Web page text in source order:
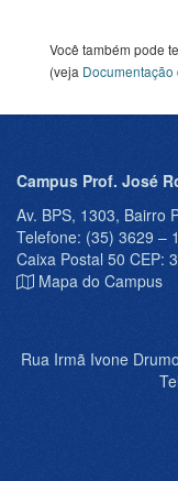
Você também pode
(veja Documentação
Campus Prof. José
Av. BPS, 1303, Bairro
Telefone: (35) 3629 –
Caixa Postal 50 CEP:
Mapa do Campus
Rua Irmã Ivone